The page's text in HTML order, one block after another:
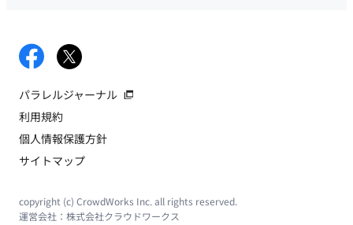
パラレルジャーナル
利用規約
個人情報保護方針
サイトマップ
copyright (c) CrowdWorks Inc. all rights reserved.
運営会社： 株式会社クラウドワークス